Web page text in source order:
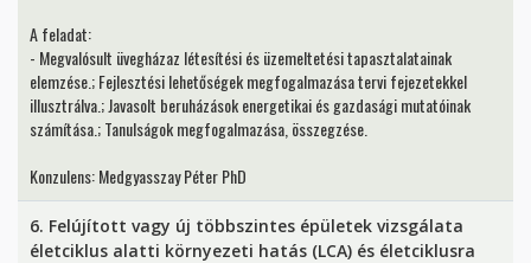
A feladat:
- Megvalósult üvegházaz létesítési és üzemeltetési tapasztalatainak
elemzése.; Fejlesztési lehetőségek megfogalmazása tervi fejezetekkel
illusztrálva.; Javasolt beruházások energetikai és gazdasági mutatóinak
számítása.; Tanulságok megfogalmazása, összegzése.
Konzulens: Medgyasszay Péter PhD
6. Felújított vagy új többszintes épületek vizsgálata
életciklus alatti környezeti hatás (LCA) és életciklusra